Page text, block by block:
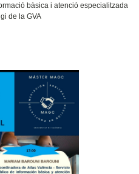
bàsica i atenció especialitzada
de la GVA